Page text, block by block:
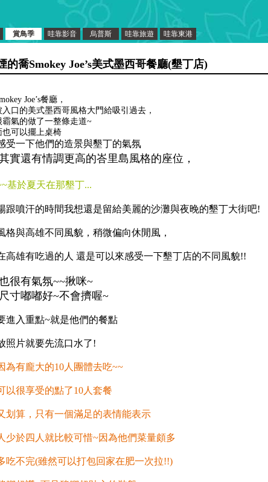
賞鳥季 哇靠影音 烏普斯 哇靠旅遊 哇靠東港
的喬Smokey Joe’s美式墨西哥餐廳(墾丁店)
Joe’s餐廳，
入口的美式墨西哥風格大門給吸引過去，
霸氣的做了一整條走道~
也可以擺上桌椅
受一下他們的造景與墾丁的氣氛
實還有情調更高的峇里島風格的座位，
基於夏天在那墾丁...
跟噴汗的時間我想還是留給美麗的沙灘與夜晚的墾丁大街吧!
格與高雄不同風貌，稍微偏向休閒風，
高雄有吃過的人 還是可以來感受一下墾丁店的不同風貌!!
很有氣氛~~揪咪~
寸嘟嘟好~不會擠喔~
進入重點~就是他們的餐點
照片就要先流口水了!
為有龐大的10人團體去吃~~
以很享受的點了10人套餐
划算，只有一個滿足的表情能表示
少於四人就比較可惜~因為他們菜量頗多
吃不完(雖然可以打包回家在肥一次拉!!)